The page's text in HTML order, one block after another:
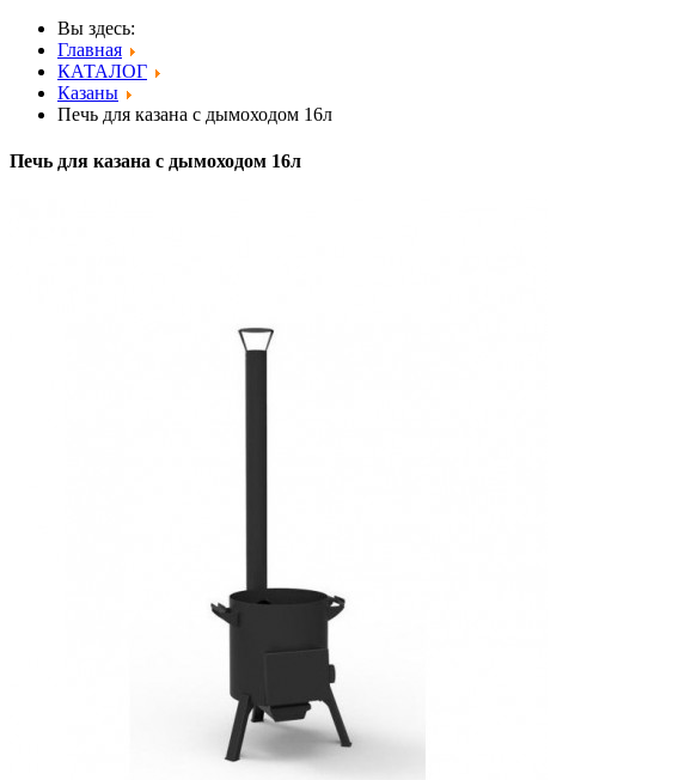
Вы здесь:
Главная
КАТАЛОГ
Казаны
Печь для казана с дымоходом 16л
Печь для казана с дымоходом 16л